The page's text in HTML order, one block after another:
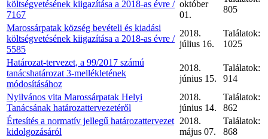
költségvetésének kiigazítása a 2018-as évre /
7167
október
01.
805
Marossárpatak község bevételi és kiadási
költségvetésének kiigazítása a 2018-as évre /
5585
2018.
július 16.
Találatok:
1025
Határozat-tervezet, a 99/2017 számú
tanácshatározat 3-mellékletének
módosításához
2018.
június 15.
Találatok:
914
Nyilvános vita Marossárpatak Helyi
Tanácsának határozattervezetéről
2018.
június 14.
Találatok:
862
Értesítés a normatív jellegű határozattervezet
kidolgozásáról
2018.
május 07.
Találatok:
868